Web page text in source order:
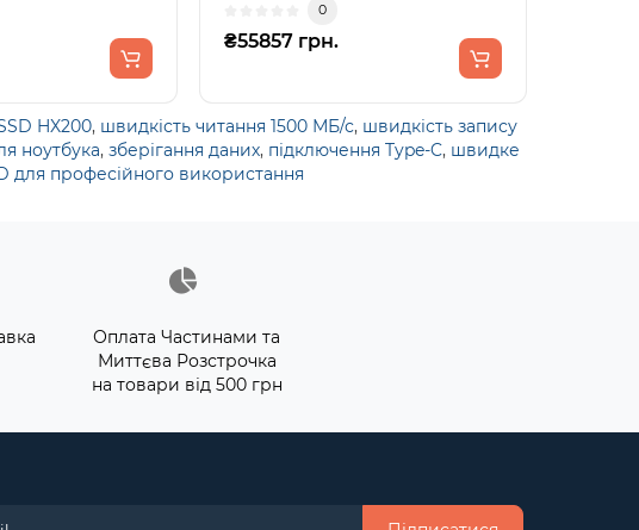
0
₴55857 грн.
HX200, швидкість читання 1500 МБ/с, швидкість запису
ноутбука, зберігання даних, підключення Type-C, швидке
для професійного використання
Оплата Частинами та
Миттєва Розстрочка
на товари від 500 грн